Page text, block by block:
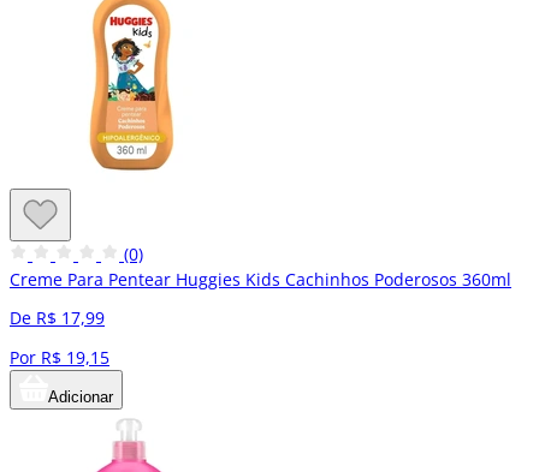
(0)
Creme Para Pentear Huggies Kids Cachinhos Poderosos 360ml
De R$ 17,99
Por R$ 19,15
Adicionar